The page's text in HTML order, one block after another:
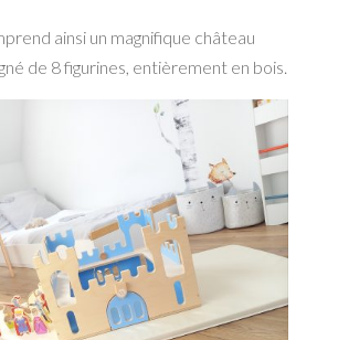
ainsi un magnifique château
de 8 figurines, entièrement en bois.